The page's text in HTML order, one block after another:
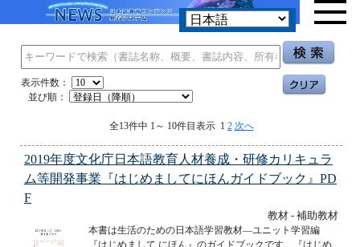
表示件数：
並び順：
全13件中 1～ 10件目表示 1 2 次へ
2019年度文化庁日本語教育人材養成・研修カリキュラ
ム等開発事業『はじめましてにほんガイドブック』PD
F
教材 - 補助教材
本書は生活のための日本語学習教材―ユニット学習編
『はじめまして にほん』のガイドブックです。『はじめ